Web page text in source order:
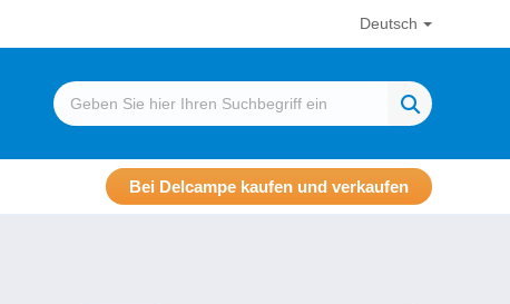
Deutsch
Bei Delcampe kaufen und verkaufen